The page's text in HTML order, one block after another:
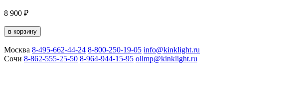
8 900 ₽
в корзину
Москва 8-495-662-44-24 8-800-250-19-05 info@kinklight.ru
Сочи 8-862-555-25-50 8-964-944-15-95 olimp@kinklight.ru